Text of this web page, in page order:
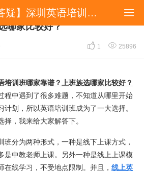

​【过来人答疑】深圳英语培训班哪家靠谱？上班族选哪家比较好？
圳英语培训班哪家靠谱？上班族
哪家比较好？
 1  25896
培训班哪家靠谱？上班族选哪家比较好？
程中遇到了很多难题，不知道从哪里开始
划，所以英语培训班成为了一大选择。
，我来给大家解答下。
班分为两种形式，一种是线下上课方式，
是中教老师上课。另外一种是线上上课模
在线学习，不受地点限制。并且， 线上英